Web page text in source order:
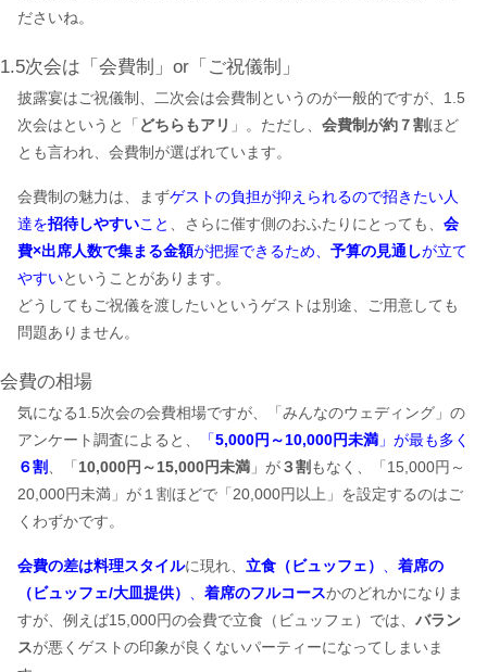
ださいね。
1.5次会は「会費制」or「ご祝儀制」
披露宴はご祝儀制、二次会は会費制というのが一般的ですが、1.5
次会はというと「どちらもアリ 」。ただし、 会費制が約７割ほど
とも言われ、会費制が選ばれています。
会費制の魅力は、まずゲストの負担が抑えられるので招きたい人
達を招待しやすいこと 、さらに催す側のおふたりにとっても、 会
費×出席人数で集まる金額が把握できるため、 予算の見通しが立て
やすいということがあります。
どうしてもご祝儀を渡したいというゲストは別途、ご用意しても
問題ありません。
会費の相場
気になる1.5次会の会費相場ですが、「みんなのウェディング」の
アンケート調査によると、
「5,000円～10,000円未満 」が最も多く
６割 、「10,000円～15,000円未満 」が３割もなく、「15,000円～
20,000円未満」が１割ほどで「20,000円以上」を設定するのはご
くわずかです。
会費の差は料理スタイルに現れ、 立食（ビュッフェ）
着席の
（ビュッフェ/大皿提供）
着席のフルコースかのどれかになりま
すが、例えば15,000円の会費で立食（ビュッフェ）では、 バラン
スが悪くゲストの印象が良くないパーティーになってしまいま